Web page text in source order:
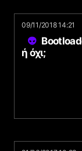
09/11/2018 14:21
ή όχι;